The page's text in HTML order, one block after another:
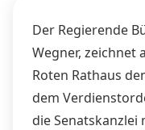
Der Regierende
Wegner, zeichnet
Roten Rathaus
dem
die